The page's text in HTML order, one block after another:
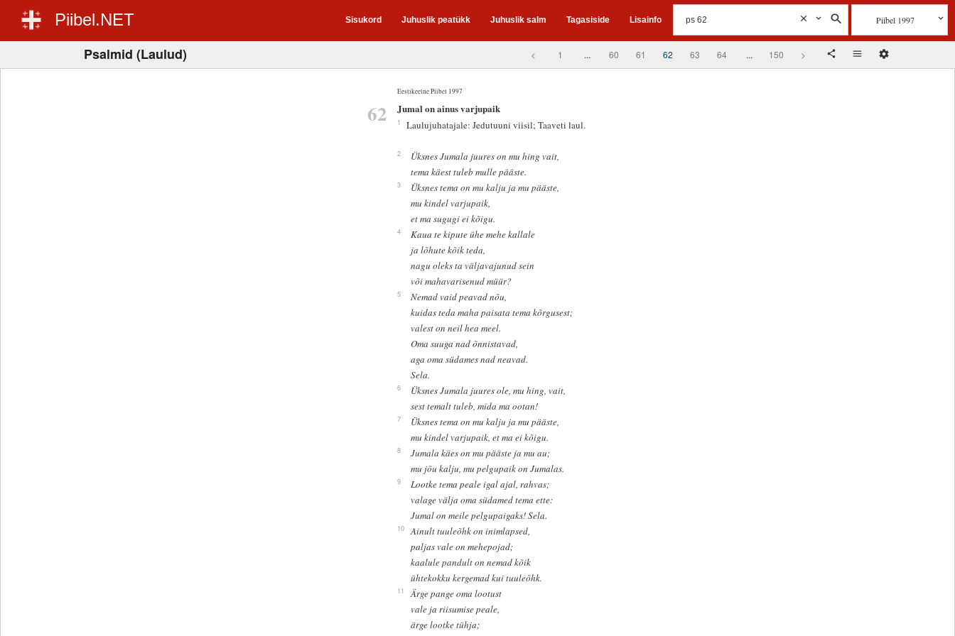
Piibel.NET Sisukord Juhuslik peatükk Juhuslik salm Tagasiside Lisainfo Piibel 1997
Psalmid (Laulud) < 1 ... 60 61 62 63 64 ... 150 >
Eestikeelne Piibel 1997
62 Jumal on ainus varjupaik
1 Laulujuhatajale: Jedutuuni viisil; Taaveti laul.
2
Üksnes Jumala juures on mu hing vait,
tema käest tuleb mulle pääste.
3
Üksnes tema on mu kalju ja mu pääste,
mu kindel varjupaik,
et ma sugugi ei kõigu.
4
Kaua te kipute ühe mehe kallale
ja lõhute kõik teda,
nagu oleks ta väljavajunud sein
või mahavarisenud müür?
5
Nemad vaid peavad nõu,
kuidas teda maha paisata tema kõrgusest;
valest on neil hea meel.
Oma suuga nad õnnistavad,
aga oma südames nad neavad.
Sela.
6
Üksnes Jumala juures ole, mu hing, vait,
sest temalt tuleb, mida ma ootan!
7
Üksnes tema on mu kalju ja mu pääste,
mu kindel varjupaik, et ma ei kõigu.
8
Jumala käes on mu pääste ja mu au;
mu jõu kalju, mu pelgupaik on Jumalas.
9
Lootke tema peale igal ajal, rahvas;
valage välja oma südamed tema ette:
Jumal on meile pelgupaigaks! Sela.
10
Ainult tuuleõhk on inimlapsed,
paljas vale on mehepojad;
kaalule pandult on nemad kõik
ühtekokku kergemad kui tuuleõhk.
11
Ärge pange oma lootust
vale ja riisumise peale,
ärge lootke tühja;